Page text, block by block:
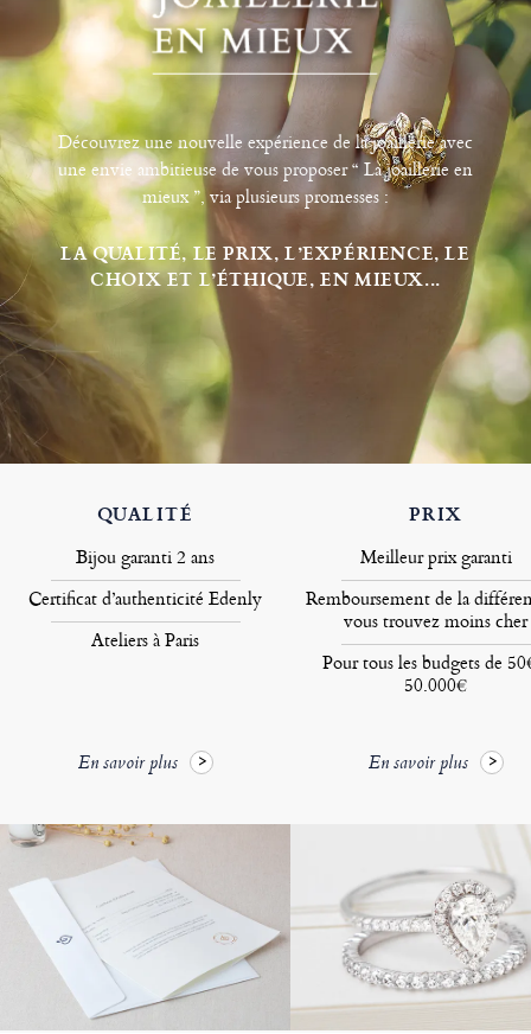
Découvrez une nouvelle expérience de la joaillerie avec
une envie ambitieuse de vous proposer “ La joaillerie en
mieux ”, via plusieurs promesses :
LA QUALITÉ, LE PRIX, L’EXPÉRIENCE, LE
CHOIX ET L’ÉTHIQUE, EN MIEUX...
QUALITÉ
Bijou garanti 2 ans
Certificat d’authenticité Edenly
Ateliers à Paris
En savoir plus
PRIX
Meilleur prix garanti
Remboursement de la
vous trouvez moins cher
Pour tous les budgets de
50.000€
En savoir plus